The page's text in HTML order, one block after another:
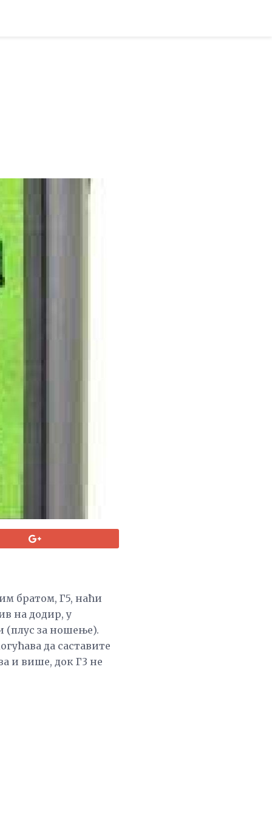
братом, Г5, наћи
на додир, у
(плус за ношење).
да саставите
и више, док Г3 не